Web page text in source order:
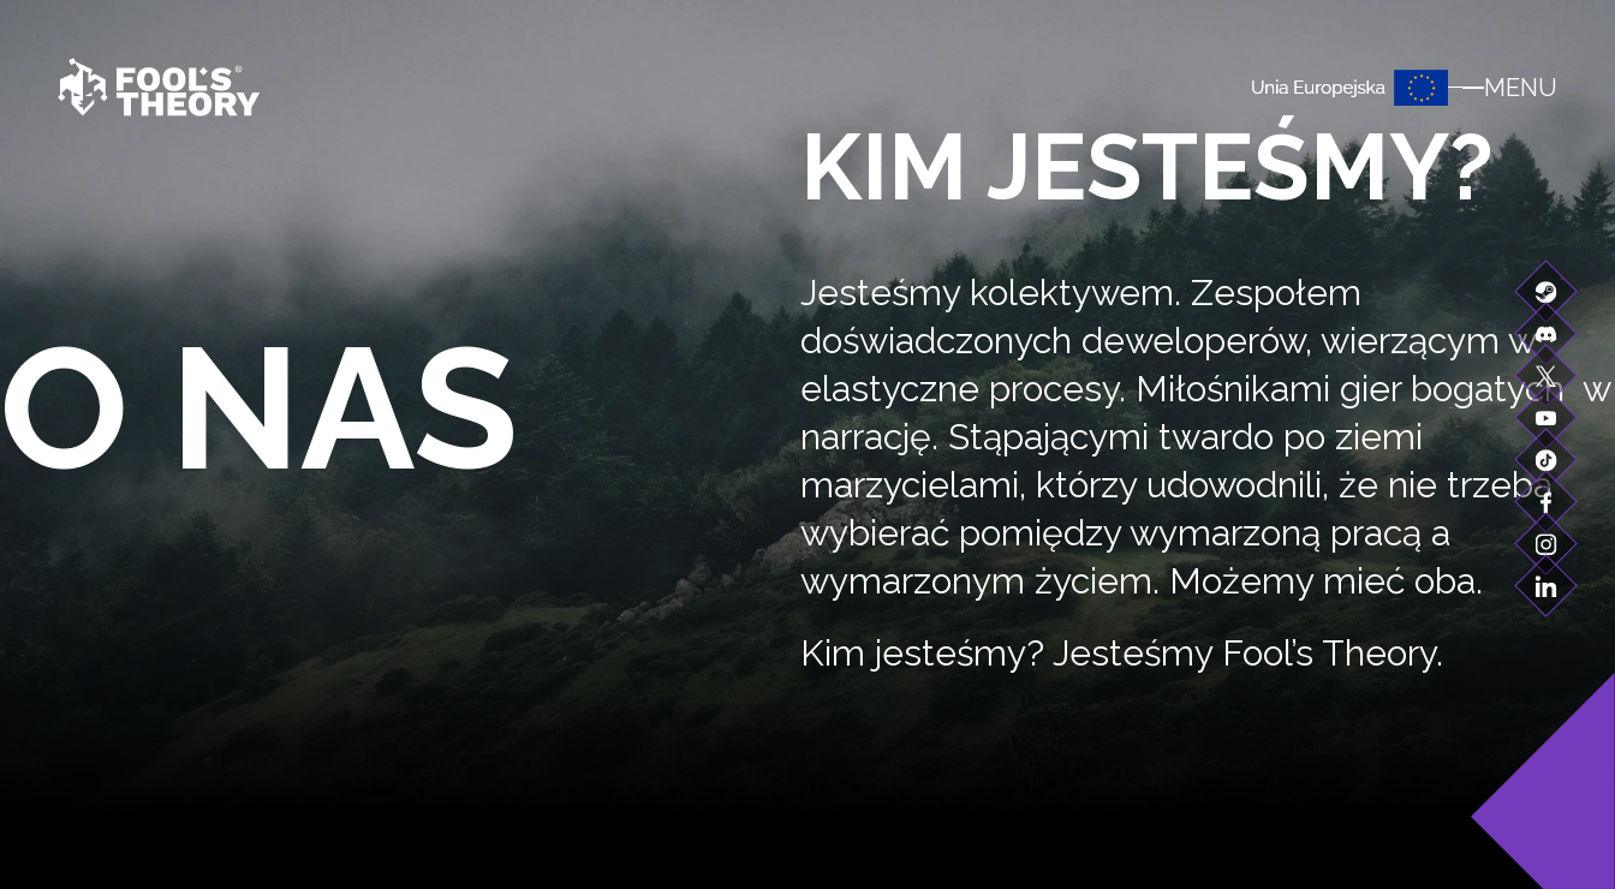
MENU
O NAS
KIM JESTEŚMY?
Jesteśmy kolektywem. Zespołem
doświadczonych deweloperów, wierzącym w
elastyczne procesy. Miłośnikami gier bogatych w
narrację. Stąpającymi twardo po ziemi
marzycielami, którzy udowodnili, że nie trzeba
wybierać pomiędzy wymarzoną pracą a
wymarzonym życiem. Możemy mieć oba.
Kim jesteśmy? Jesteśmy Fool’s Theory.